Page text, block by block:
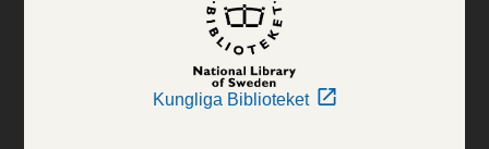
Kungliga Biblioteket